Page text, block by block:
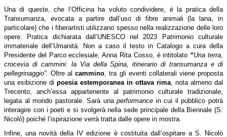
Una di queste, che l’Officina ha voluto condividere, è la pratica della
Transumanza, evocata a partire dall’uso di fibre animali (la lana, in
particolare) che i fiberartisti utilizzano spesso nella realizzazione delle loro
opere. Pratica dichiarata dall’UNESCO nel 2023 Patrimonio culturale
immateriale dell’Umanità. Non a caso il testo in Catalogo a cura della
Presidente del Parco ecclesiale, Anna Rita Cosso, è intitolato “Una terra,
crocevia di cammini: la Via della Spina, itinerario di transumanza e di
pellegrinaggio”.Oltre alcammino, tra gli eventi collaterali viene proposta
una esibizione di poesia estemporanea in ottava rima, nota almeno dal
Trecento, anch’essa appartenente al patrimonio culturale tradizionale,
legata al mondo pastorale. Sarà unaperformance in cui il pubblico potrà
interagire con i poeti e si svolgerà nella sede principale della Biennale (S:
Nicolò) poiché l’ispirazione verrà tratta dalle opere in mostra.
Infine, una novità della IV edizione è costituita dall’ospitare a S. Nicolò